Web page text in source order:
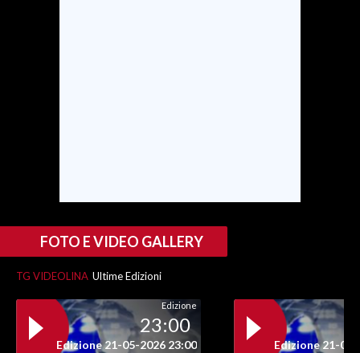
PUBBLICITÀ
SPIAGGE
STOREFOTO E VIDEO GALLERY
TG VIDEOLINA Ultime Edizioni
Edizione
23:00
Edizione 21-05-2026 23:00 Edizione 21-05-